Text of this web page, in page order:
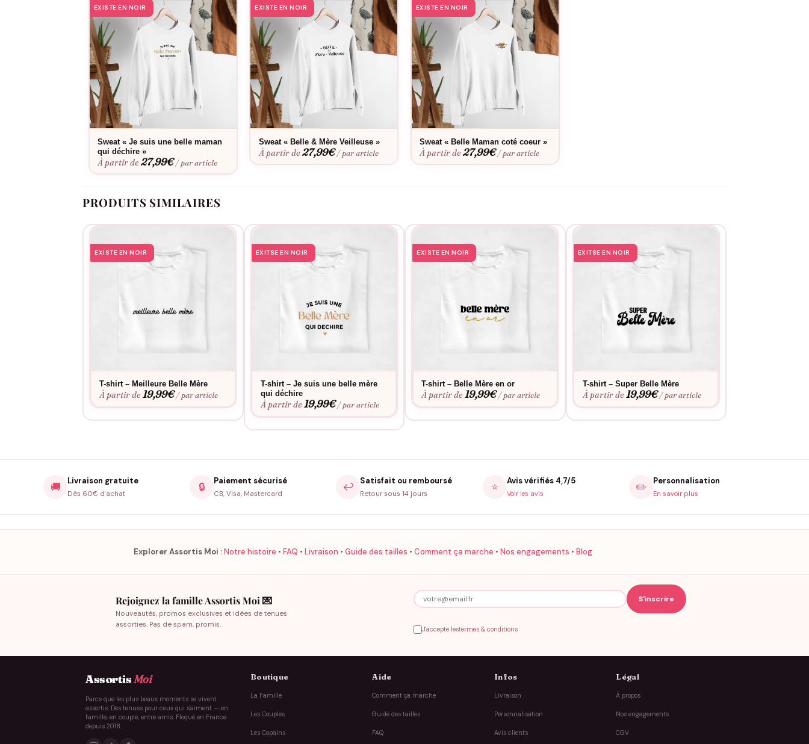
EXISTE EN NOIR
Sweat « Je suis une belle maman
qui déchire »
À partir de27,99€ / par article
EXISTE EN NOIR
Sweat « Belle & Mère Veilleuse »
À partir de27,99€ / par article
EXISTE EN NOIR
Sweat « Belle Maman coté coeur »
À partir de27,99€ / par article
PRODUITS SIMILAIRES
EXISTE EN NOIR
T-shirt – Meilleure Belle Mère
À partir de19,99€ / par article
EXITSE EN NOIR
T-shirt – Je suis une belle mère
qui déchire
À partir de19,99€ / par article
EXISTE EN NOIR
T-shirt – Belle Mère en or
À partir de19,99€ / par article
EXITSE EN NOIR
T-shirt – Super Belle Mère
À partir de19,99€ / par article
🚚 Livraison gratuite
Dès 60€ d'achat
🔒 Paiement sécurisé
CB, Visa, Mastercard
↩️ Satisfait ou remboursé
Retour sous 14 jours
⭐ Avis vérifiés 4,7/5
Voir les avis ✏️ Personnalisation
En savoir plus
Explorer Assortis Moi :Notre histoire • FAQ • Livraison • Guide des tailles • Comment ça marche • Nos engagements • Blog
Rejoignez la famille Assortis Moi 💌
Nouveautés, promos exclusives et idées de tenues
assorties. Pas de spam, promis.
J'accepte lestermes & conditions
AssortisMoi
Parce que les plus beaux moments se vivent
assortis. Des tenues pour ceux qui s'aiment — en
famille, en couple, entre amis. Floqué en France
depuis 2018.
Boutique
La Famille
Les Couples
Les Copains
Aide
Comment ça marche
Guide des tailles
FAQ
Infos
Livraison
Personnalisation
Avis clients
Légal
À propos
Nos engagements
CGV